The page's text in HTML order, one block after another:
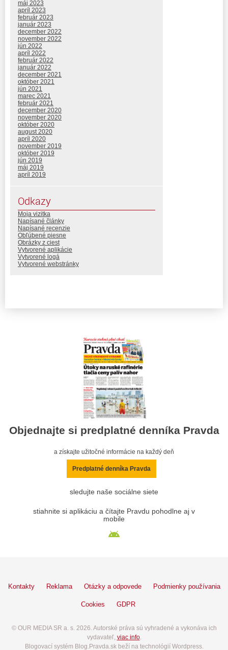
máj 2023
apríl 2023
február 2023
január 2023
december 2022
november 2022
jún 2022
apríl 2022
február 2022
január 2022
december 2021
október 2021
jún 2021
marec 2021
február 2021
december 2020
november 2020
október 2020
august 2020
apríl 2020
november 2019
október 2019
jún 2019
máj 2019
apríl 2019
Odkazy
Moja vizitka
Napísané články
Napísané recenzie
Obľúbené piesne
Obrázky z ciest
Vytvorené aplikácie
Vytvorené logá
Vytvorené webstránky
Objednajte si predplatné denníka Pravda
a získajte užitočné informácie na každý deň
Predplatné denníka Pravda
sledujte naše sociálne siete
stiahnite si aplikáciu a čítajte Pravdu pohodlne aj v
mobile
Kontakty Reklama Otázky a odpovede Podmienky používania
Cookies GDPR
© OUR MEDIA SR a. s. 2026. Autorské práva sú vyhradené a vykonáva ich
vydavateľ, viac info.
Blogovací systém Blog.Pravda.sk beží na technológií Wordpress.